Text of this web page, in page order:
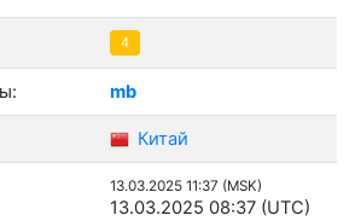
4
mb
Китай
13.03.2025 11:37 (MSK)
13.03.2025 08:37 (UTC)